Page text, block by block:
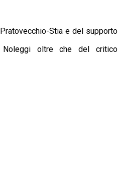
Stia e del supporto
Noleggi oltre che del critico